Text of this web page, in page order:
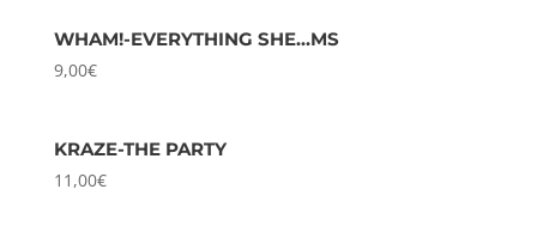
WHAM!-EVERYTHING SHE…MS
9,00€
KRAZE-THE PARTY
11,00€